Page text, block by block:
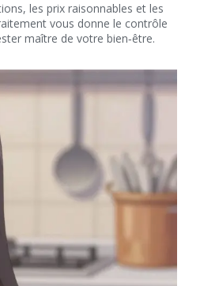
les prix raisonnables et les
vous donne le contrôle
maître de votre bien‑être.